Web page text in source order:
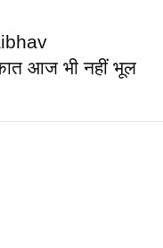
आज भी नहीं भूल